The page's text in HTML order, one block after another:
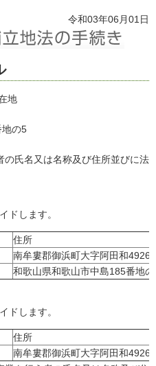
令和03年06月01日
地
の5
の氏名又は名称及び住所並びに法
ドします。
住所
南牟婁郡御浜町大字阿田和4926
和歌山県和歌山市中島185番地
ドします。
住所
南牟婁郡御浜町大字阿田和4926